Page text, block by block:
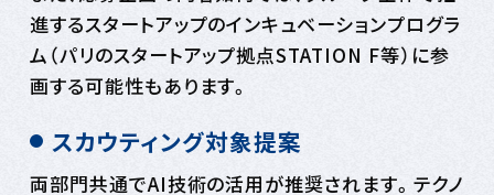
進するスタートアップのインキュベーションプログラ
ム（パリのスタートアップ拠点STATION F等）に参
画する可能性もあります。
スカウティング対象提案
両部門共通でAI技術の活用が推奨されます。テクノ